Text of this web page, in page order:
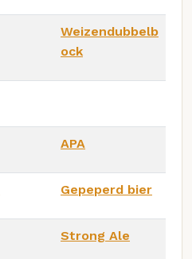
Weizendubbelb
ock
APA
Gepeperd bier
Strong Ale